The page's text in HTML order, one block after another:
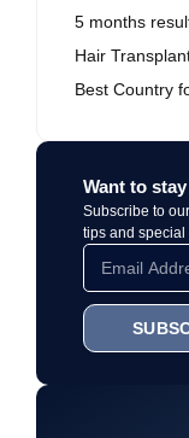
5 months
Hair
Best Country
Want to
Subscribe to
tips and special